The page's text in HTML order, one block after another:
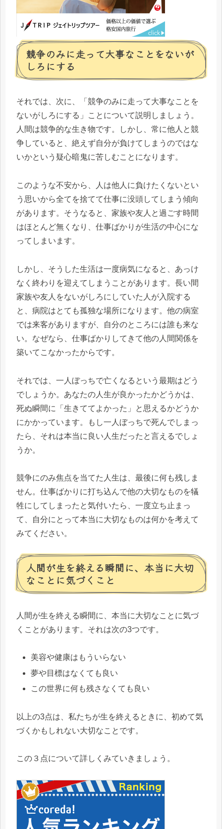
競争のみに走って大事なことをないが
しろにする
それでは、次に、「競争のみに走って大事なことを
ないがしろにする」ことについて説明しましょう。
人間は競争的な生き物です。しかし、常に他人と競
争していると、絶えず自分が負けてしまうのではな
いかという疑心暗鬼に苦しむことになります。
このような不安から、人は他人に負けたくないとい
う思いから全てを捨てて仕事に没頭してしまう傾向
があります。そうなると、家族や友人と過ごす時間
はほとんど無くなり、仕事ばかりが生活の中心にな
ってしまいます。
しかし、そうした生活は一度病気になると、あっけ
なく終わりを迎えてしまうことがあります。長い間
家族や友人をないがしろにしていた人が入院する
と、病院はとても孤独な場所になります。他の病室
では来客がありますが、自分のところには誰も来な
い。なぜなら、仕事ばかりしてきて他の人間関係を
築いてこなかったからです。
それでは、一人ぼっちで亡くなるという最期はどう
でしょうか。あなたの人生が良かったかどうかは、
死ぬ瞬間に「生きててよかった」と思えるかどうか
にかかっています。もし一人ぼっちで死んでしまっ
たら、それは本当に良い人生だったと言えるでしょ
うか。
競争にのみ焦点を当てた人生は、最後に何も残しま
せん。仕事ばかりに打ち込んで他の大切なものを犠
牲にしてしまったと気付いたら、一度立ち止まっ
て、自分にとって本当に大切なものは何かを考えて
みてください。
人間が生を終える瞬間に、本当に大切
なことに気づくこと
人間が生を終える瞬間に、本当に大切なことに気づ
くことがあります。それは次の3つです。
美容や健康はもういらない
夢や目標はなくても良い
この世界に何も残さなくても良い
以上の3点は、私たちが生を終えるときに、初めて気
づくかもしれない大切なことです。
この３点について詳しくみていきましょう。